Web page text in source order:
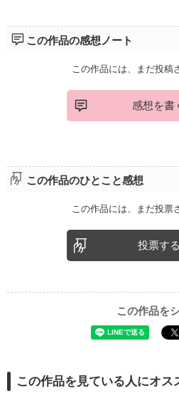
この作品の感想ノート
この作品には、まだ投稿
感想を書
この作品のひとこと感想
この作品には、まだ投票
投票する
この作品を
この作品を見ている人にオス